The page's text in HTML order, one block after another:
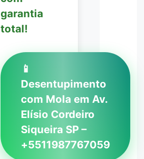
garantia
total!
📱
Desentupimento
com Mola em Av.
Elísio Cordeiro
Siqueira SP –
+5511987767059